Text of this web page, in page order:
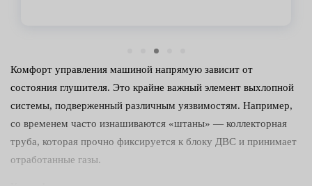
Комфорт управления машиной напрямую зависит от
состояния глушителя. Это крайне важный элемент выхлопной
системы, подверженный различным уязвимостям. Например,
со временем часто изнашиваются «штаны» — коллекторная
труба, которая прочно фиксируется к блоку ДВС и принимает
отработанные газы.